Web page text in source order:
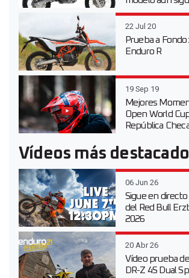
22 Jul 20
Prueba a
Enduro R
19 Sep 19
Mejores
Open World
República
Vídeos más
06 Jun 26
Sigue en
del Red Bull
2026
20 Abr 26
Vídeo prueba
DR-Z 4S Dual